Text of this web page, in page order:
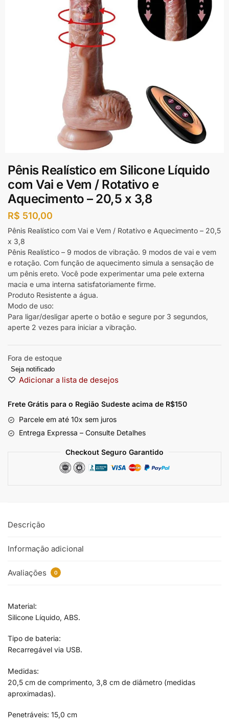
Pênis Realístico em Silicone Líquido
com Vai e Vem / Rotativo e
Aquecimento – 20,5 x 3,8
R$ 510,00
Pênis Realístico com Vai e Vem / Rotativo e Aquecimento – 20,5
x 3,8
Pênis Realístico – 9 modos de vibração. 9 modos de vai e vem
e rotação. Com função de aquecimento simula a sensação de
um pênis ereto. Você pode experimentar uma pele externa
macia e uma interna satisfatoriamente firme.
Produto Resistente a água.
Modo de uso:
Para ligar/desligar aperte o botão e segure por 3 segundos,
aperte 2 vezes para iniciar a vibração.
Fora de estoque
Seja notificado
Adicionar a lista de desejos
Frete Grátis para o Região Sudeste acima de R$150
Parcele em até 10x sem juros
Entrega Expressa – Consulte Detalhes
Checkout Seguro Garantido
Descrição
Informação adicional
Avaliações 0
Material:
Silicone Líquido, ABS.
Tipo de bateria:
Recarregável via USB.
Medidas:
20,5 cm de comprimento, 3,8 cm de diâmetro (medidas
aproximadas).
Penetráveis: 15,0 cm